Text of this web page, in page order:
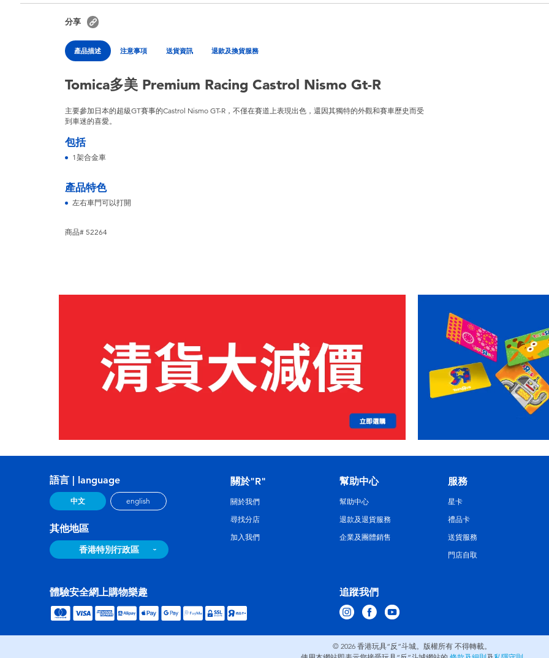
分享
產品描述 注意事項 送貨資訊 退款及換貨服務
Tomica多美 Premium Racing Castrol Nismo Gt-R
主要參加日本的超級GT賽事的Castrol Nismo GT-R，不僅在賽道上表現出色，還因其獨特的外觀和賽車歷史而受
到車迷的喜愛。
包括
1架合金車
產品特色
左右車門可以打開
商品# 52264
語言 | language
中文 english
其他地區
香港特別行政區
追蹤我們
關於"R"
關於我們
尋找分店
加入我們
幫助中心
幫助中心
退款及退貨服務
企業及團體銷售
服務
星卡
禮品卡
送貨服務
門店自取
體驗安全網上購物樂趣
© 2026 香港玩具“反”斗城。版權所有 不得轉載。